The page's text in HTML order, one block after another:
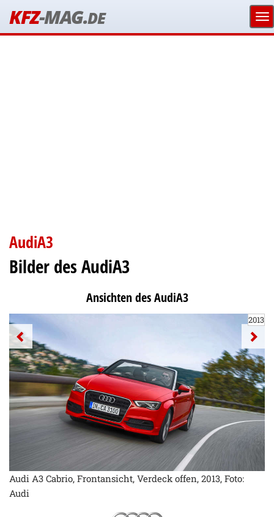
KFZ-MAG.DE
AudiA3
Bilder des AudiA3
Ansichten des AudiA3
2013
Audi A3 Cabrio, Frontansicht, Verdeck offen, 2013, Foto:
Audi